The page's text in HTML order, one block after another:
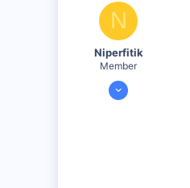
N
Niperfitik
Member
13 Июл 2024